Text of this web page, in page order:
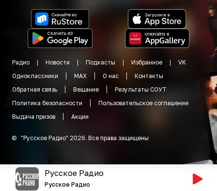
Радио Новости Подкасты Избранное
VK
Одноклассники
MAX О нас
Контакты
Обратная связь
Вещание
Результаты СОУТ
Политика безопасности
Пользовательское соглашение
Выдача призов
Акции
© "Русское Радио" 2026. Все права защищены
Русское Радио
Русское Радио